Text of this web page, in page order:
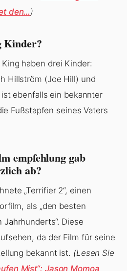
den…)
Kinder?
haben drei Kinder:
Hillström (Joe Hill) und
ebenfalls ein bekannter
Fußstapfen seines Vaters
empfehlung gab
ab?
„Terrifier 2“, einen
als „den besten
Diese
da der Film für seine
bekannt ist. (Lesen Sie
Mist“: Jason Momoa